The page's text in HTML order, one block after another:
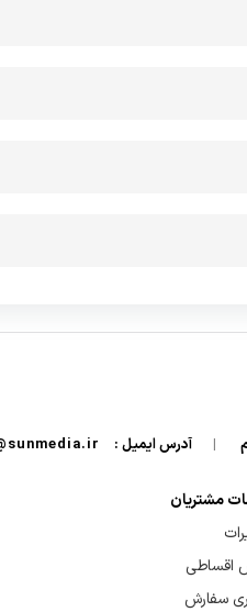
| آدرس ایمیل :
مشتریان
اقساطی
سفارش